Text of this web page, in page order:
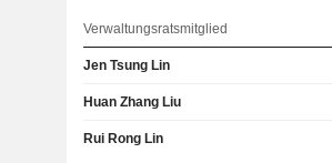
Verwaltungsratsmitglied
Jen Tsung Lin
Huan Zhang Liu
Rui Rong Lin